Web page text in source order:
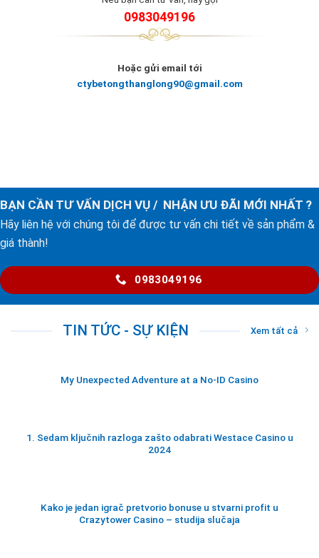
0983049196
Hoặc gửi email tới
ctybetongthanglong90@gmail.com
BẠN CẦN TƯ VẤN DỊCH VỤ / NHẬN ƯU ĐÃI MỚI NHẤT ?
Hãy liên hệ với chúng tôi để được tư vấn chi tiết về sản phẩm &
giá thành!
0983049196
TIN TỨC - SỰ KIỆN Xem tất cả
My Unexpected Adventure at a No‑ID Casino
1. Sedam ključnih razloga zašto odabrati Westace Casino u
2024
Kako je jedan igrač pretvorio bonuse u stvarni profit u
Crazytower Casino – studija slučaja